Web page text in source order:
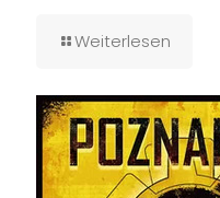
Weiterlesen